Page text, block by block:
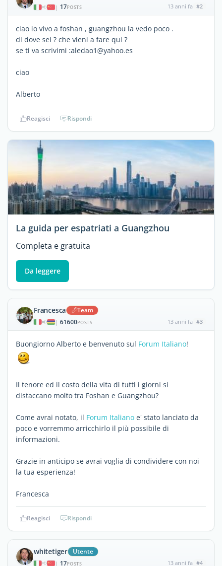
| 17POSTS 13 anni fa #2
ciao io vivo a foshan , guangzhou la vedo poco .
di dove sei ? che vieni a fare qui ?
se ti va scrivimi :aledao1@yahoo.es
ciao
Alberto
Reagisci Rispondi
La guida per espatriati a Guangzhou
Completa e gratuita
Da leggere
Francesca Team
| 61600POSTS 13 anni fa #3
Buongiorno Alberto e benvenuto sul Forum Italiano!
Il tenore ed il costo della vita di tutti i giorni si
distaccano molto tra Foshan e Guangzhou?
Come avrai notato, il Forum Italiano e' stato lanciato da
poco e vorremmo arricchirlo il più possibile di
informazioni.
Grazie in anticipo se avrai voglia di condividere con noi
la tua esperienza!
Francesca
Reagisci Rispondi
whitetiger Utente
| 17POSTS 13 anni fa #4